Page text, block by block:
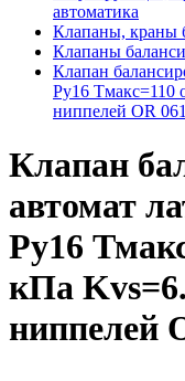
автоматика
Клапаны, краны
Клапаны
Клапан
Ру16 Тмакс=110
ниппелей OR
Клапан
автомат
Ру16
кПа
ниппелей